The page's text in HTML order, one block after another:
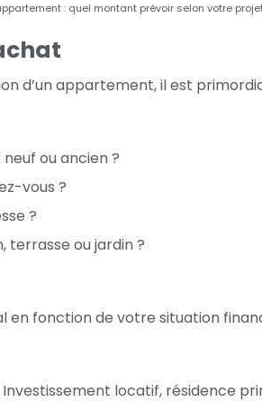
: quel montant prévoir selon votre
d’un appartement, il est
ou ancien ?
vous ?
?
ou jardin ?
fonction de votre situation
locatif, résidence